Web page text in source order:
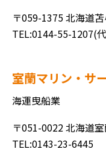
〒059-1375 北海道
TEL:0144-55-1207(
室蘭マリン・サ
海運曳船業
〒051-0022 北海道
TEL:0143-23-6445